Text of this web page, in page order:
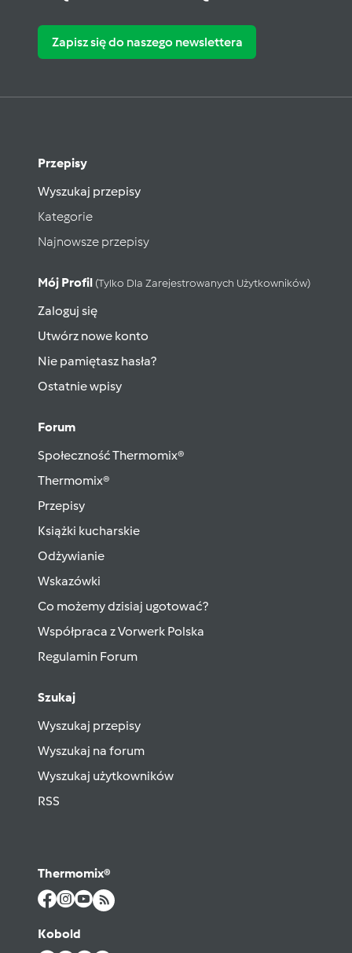
Zapisz się do naszego newslettera
Przepisy
Wyszukaj przepisy
Kategorie
Najnowsze przepisy
Mój Profil (tylko Dla Zarejestrowanych Użytkowników)
Zaloguj się
Utwórz nowe konto
Nie pamiętasz hasła?
Ostatnie wpisy
Forum
Społeczność Thermomix®
Thermomix®
Przepisy
Książki kucharskie
Odżywianie
Wskazówki
Co możemy dzisiaj ugotować?
Współpraca z Vorwerk Polska
Regulamin Forum
Szukaj
Wyszukaj przepisy
Wyszukaj na forum
Wyszukaj użytkowników
RSS
Thermomix®
Kobold